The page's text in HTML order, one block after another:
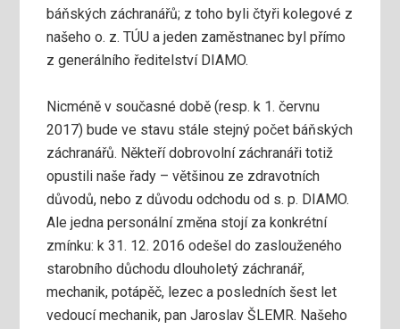
báňských záchranářů; z toho byli čtyři kolegové z
našeho o. z. TÚU a jeden zaměstnanec byl přímo
z generálního ředitelství DIAMO.
Nicméně v současné době (resp. k 1. červnu
2017) bude ve stavu stále stejný počet báňských
záchranářů. Někteří dobrovolní záchranáři totiž
opustili naše řady – většinou ze zdravotních
důvodů, nebo z důvodu odchodu od s. p. DIAMO.
Ale jedna personální změna stojí za konkrétní
zmínku: k 31. 12. 2016 odešel do zaslouženého
starobního důchodu dlouholetý záchranář,
mechanik, potápěč, lezec a posledních šest let
vedoucí mechanik, pan Jaroslav ŠLEMR. Našeho